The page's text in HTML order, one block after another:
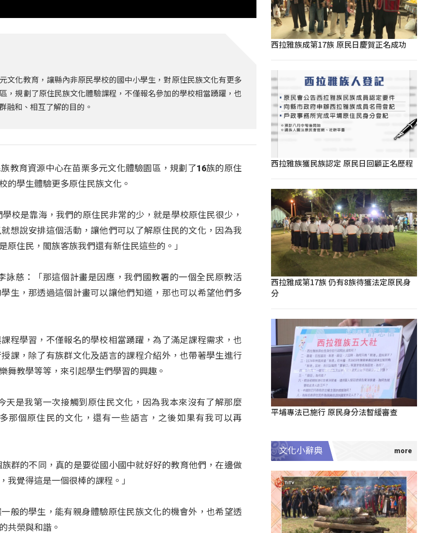
文化教育，讓縣內非原民學校的國中小學生，對原住民族文化有更多
，規劃了原住民族文化體驗課程，不僅報名參加的學校相當踴躍，也
融和、相互了解的目的。
教育資源中心在苗栗多元文化體驗園區，規劃了16族的原住
的學生體驗更多原住民族文化。
校是靠海，我們的原住民非常的少，就是學校原住民很少，
想說安排這個活動，讓他們可以了解原住民的文化，因為我
原住民，閩族客族我們還有新住民這些的。」
詠慈：「那這個計畫是因應，我們國教署的一個全民原教活
生，那透過這個計畫可以讓他們知道，那也可以希望他們多
程學習，不僅報名的學校相當踴躍，為了滿足課程需求，也
課，除了有族群文化及語言的課程介紹外，也帶著學生進行
舞教學等等，來引起學生們學習的興趣。
天是我第一次接觸到原住民文化，因為我本來沒有了解那麼
那個原住民的文化，還有一些語言，之後如果有我可以再
群的不同，真的是要從國小國中就好好的教育他們，在邊做
我覺得這是一個很棒的課程。」
般的學生，能有親身體驗原住民族文化的機會外，也希望透
共榮與和諧。
西拉雅族成第17族 原民日慶賀正名成功
西拉雅族獲民族認定 原民日回顧正名歷程
西拉雅成第17族 仍有8族待獲法定原民身
分
平埔專法已施行 原民身分法暫緩審查
文化小辭典